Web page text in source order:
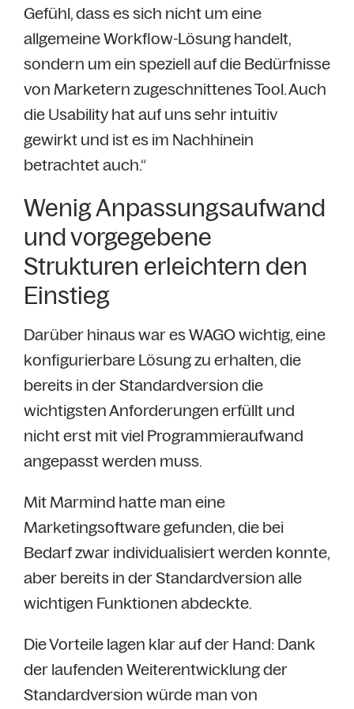
Gefühl, dass es sich nicht um eine
allgemeine Workflow-Lösung handelt,
sondern um ein speziell auf die Bedürfnisse
von Marketern zugeschnittenes Tool. Auch
die Usability hat auf uns sehr intuitiv
gewirkt und ist es im Nachhinein
betrachtet auch.“
Wenig Anpassungsaufwand
und vorgegebene
Strukturen erleichtern den
Einstieg
Darüber hinaus war es WAGO wichtig, eine
konfigurierbare Lösung zu erhalten, die
bereits in der Standardversion die
wichtigsten Anforderungen erfüllt und
nicht erst mit viel Programmieraufwand
angepasst werden muss.
Mit Marmind hatte man eine
Marketingsoftware gefunden, die bei
Bedarf zwar individualisiert werden konnte,
aber bereits in der Standardversion alle
wichtigen Funktionen abdeckte.
Die Vorteile lagen klar auf der Hand: Dank
der laufenden Weiterentwicklung der
Standardversion würde man von